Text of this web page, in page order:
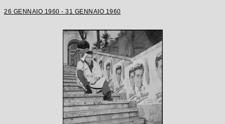
26 GENNAIO 1960 - 31 GENNAIO 1960